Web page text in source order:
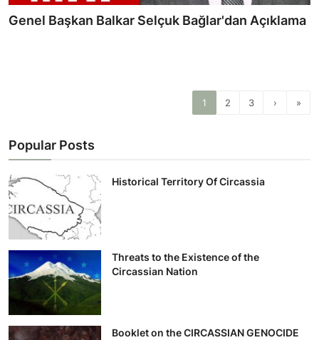
Genel Başkan Balkar Selçuk Bağlar'dan Açıklama
1 2 3 › »
Popular Posts
Historical Territory Of Circassia
Threats to the Existence of the
Circassian Nation
Booklet on the CIRCASSIAN GENOCIDE